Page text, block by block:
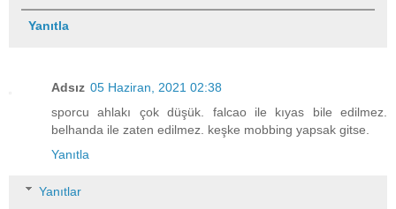
Yanıtla
Adsız 05 Haziran, 2021 02:38
sporcu ahlakı çok düşük. falcao ile kıyas bile edilmez.
belhanda ile zaten edilmez. keşke mobbing yapsak gitse.
Yanıtla
Yanıtlar